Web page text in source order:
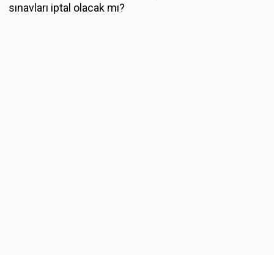
sınavları iptal olacak mı?